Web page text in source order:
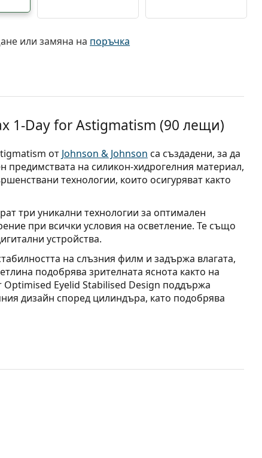
или замяна на поръчка
1-Day for Astigmatism (90 лещи)
от Johnson & Johnson са създадени, за да
на силикон-хидрогелния материал,
технологии, които осигуряват както
три уникални технологии за оптимален
при всички условия на осветление. Те също
устройства.
на слъзния филм и задържа влагата,
подобрява зрителната яснота както на
Optimised Eyelid Stabilised Design поддържа
дизайн според цилиндъра, като подобрява
на очите и оптималната влажност.